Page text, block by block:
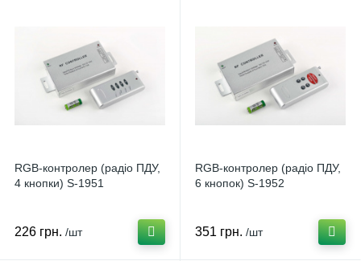
RGB-контролер (радіо ПДУ,
4 кнопки) S-1951
226 грн. /шт
RGB-контролер (радіо ПДУ,
6 кнопок) S-1952
351 грн. /шт